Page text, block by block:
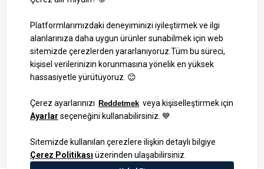
1000 TL ve Üzeri Alışverişlerinizde Kargo Bedava!
Bilgi Toplum Hizmetleri
KVKK Veri İşleme Politikamız
Site Haritası